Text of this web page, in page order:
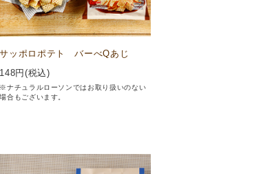
サッポロポテト バーべQあじ
148円(税込)
※ナチュラルローソンではお取り扱いのない
場合もございます。